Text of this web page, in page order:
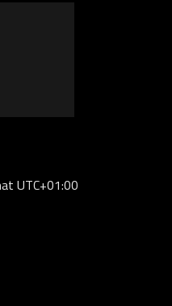
UTC+01:00